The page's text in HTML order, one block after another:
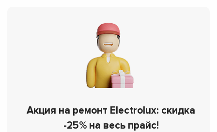
Акция на ремонт Electrolux: скидка
-25% на весь прайс!